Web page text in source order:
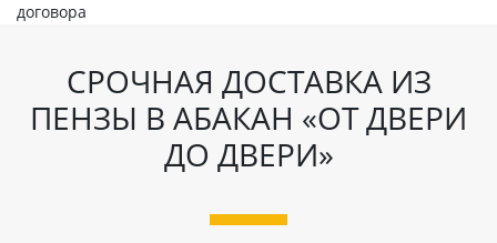
договора
СРОЧНАЯ ДОСТАВКА ИЗ
ПЕНЗЫ В АБАКАН «ОТ ДВЕРИ
ДО ДВЕРИ»